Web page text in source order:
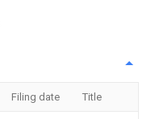
Filing date Title